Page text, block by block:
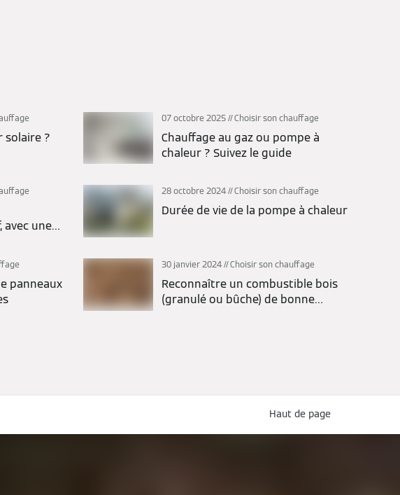
solaire ?
07 octobre 2025 Choisir son chauffage
Chauffage au gaz ou pompe à
chaleur ? Suivez le guide
avec une
28 octobre 2024 Choisir son chauffage
Durée de vie de la pompe à chaleur
panneaux
30 janvier 2024 Choisir son chauffage
Reconnaître un combustible bois
(granulé ou bûche) de bonne
Haut de page